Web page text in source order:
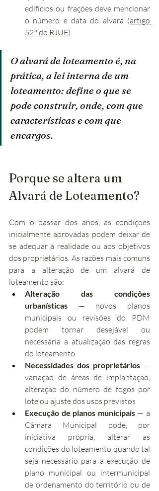
edifícios ou frações deve mencionar
o número e data do alvará (artigo
52.º do RJUE)
O alvará de loteamento é, na
prática, a lei interna de um
loteamento: define o que se
pode construir, onde, com que
características e com que
encargos.
Porque se altera um
Alvará de Loteamento?
Com o passar dos anos, as condições
inicialmente aprovadas podem deixar de
se adequar à realidade ou aos objetivos
dos proprietários. As razões mais comuns
para a alteração de um alvará de
loteamento são:
Alteração das condições
urbanísticas — novos planos
municipais ou revisões do PDM
podem tornar desejável ou
necessária a atualização das regras
do loteamento
Necessidades dos proprietários —
variação de áreas de implantação,
alteração do número de fogos por
lote ou ajuste dos usos previstos
Execução de planos municipais — a
Câmara Municipal pode, por
iniciativa própria, alterar as
condições do loteamento quando tal
seja necessário para a execução de
plano municipal ou intermunicipal
de ordenamento do território ou de